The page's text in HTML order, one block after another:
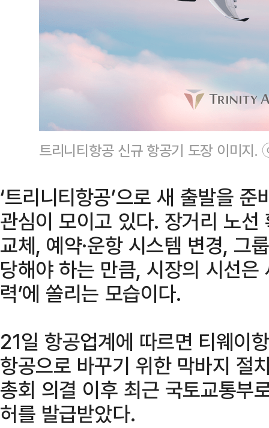
트리니티항공 신규 항공기 도장 이미지
‘트리니티항공’으로 새 출발을
관심이 모이고 있다. 장거리 노
교체, 예약·운항 시스템 변경, 그
당해야 하는 만큼, 시장의 시선은
력’에 쏠리는 모습이다.
21일 항공업계에 따르면 티웨이
항공으로 바꾸기 위한 막바지 절
총회 의결 이후 최근 국토교통부
허를 발급받았다.